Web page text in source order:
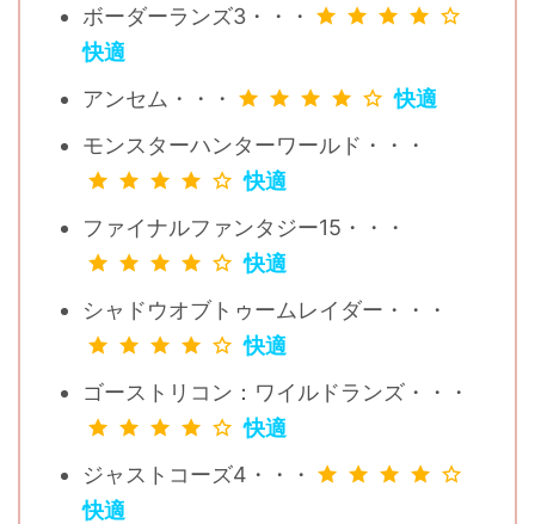
ボーダーランズ3・・・
快適
アンセム・・・
快適
モンスターハンターワールド・・・
快適
ファイナルファンタジー15・・・
快適
シャドウオブトゥームレイダー・・・
快適
ゴーストリコン：ワイルドランズ・・・
快適
ジャストコーズ4・・・
快適